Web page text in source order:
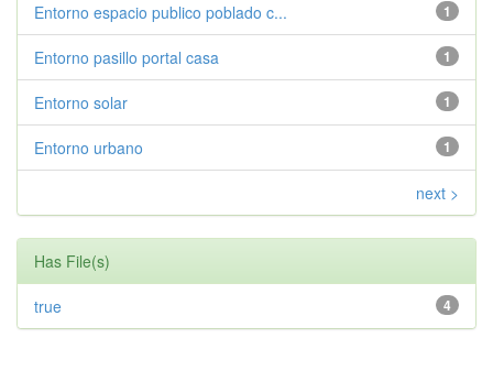
1
Entorno espacio publico poblado c...
1
Entorno pasillo portal casa
1
Entorno solar
1
Entorno urbano
next >
Has File(s)
4
true